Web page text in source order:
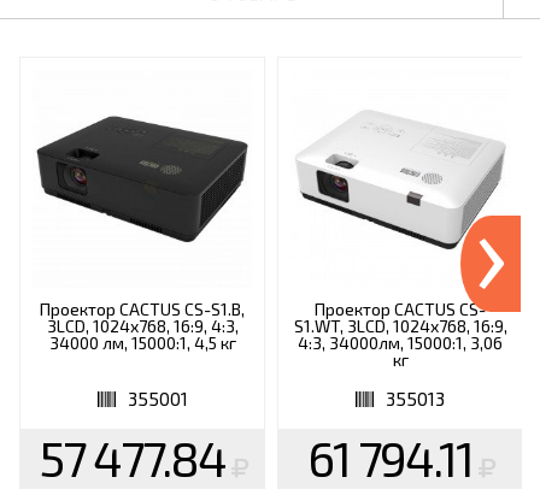
Проектор CACTUS CS-S1.B,
3LCD, 1024x768, 16:9, 4:3,
34000 лм, 15000:1, 4,5 кг
355001
57 477.84
Проектор CACTUS CS-
S1.WT, 3LCD, 1024x768, 16:9,
4:3, 34000лм, 15000:1, 3,06
кг
355013
61 794.11
›